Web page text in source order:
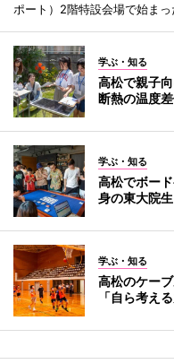
ポート）2階特設会場で始まっ
学ぶ・知る
高松で親子
断熱の温度
学ぶ・知る
高松でボー
身の東大院
学ぶ・知る
高松のケー
「自ら考え